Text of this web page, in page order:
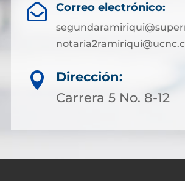
 Correo electrónico:

Dirección:
Carrera 5 No. 8-12